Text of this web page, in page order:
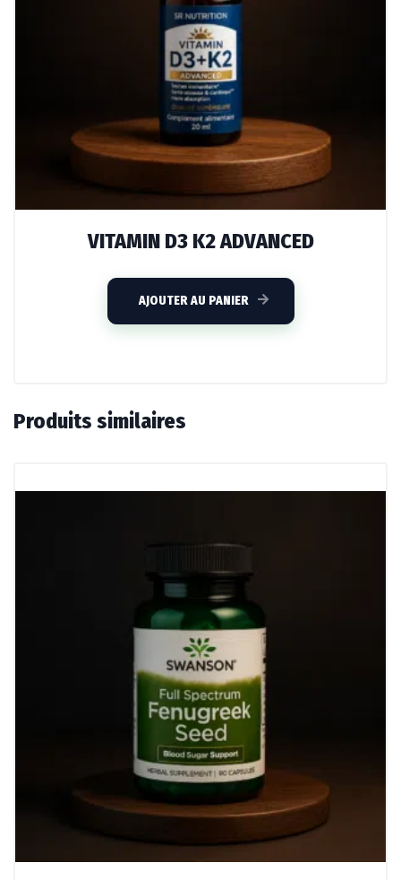
VITAMIN D3 K2 ADVANCED
AJOUTER AU PANIER
Produits similaires